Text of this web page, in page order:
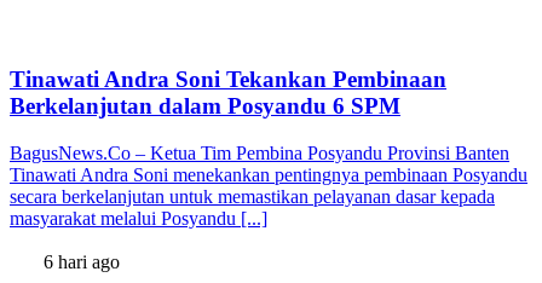
Tinawati Andra Soni Tekankan Pembinaan
Berkelanjutan dalam Posyandu 6 SPM
BagusNews.Co – Ketua Tim Pembina Posyandu Provinsi Banten
Tinawati Andra Soni menekankan pentingnya pembinaan Posyandu
secara berkelanjutan untuk memastikan pelayanan dasar kepada
masyarakat melalui Posyandu [...]
6 hari ago